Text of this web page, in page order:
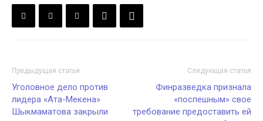
Предыдущая статья
Уголовное дело против
лидера «Ата-Мекена»
Шыкмаматова закрыли
Следующая статья
Финразведка признала
«поспешным» свое
требование предоставить ей